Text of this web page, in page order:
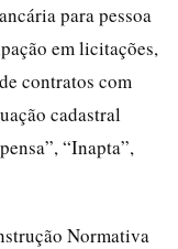
para pessoa
em licitações,
contratos com
cadastral
“Inapta”,
Normativa